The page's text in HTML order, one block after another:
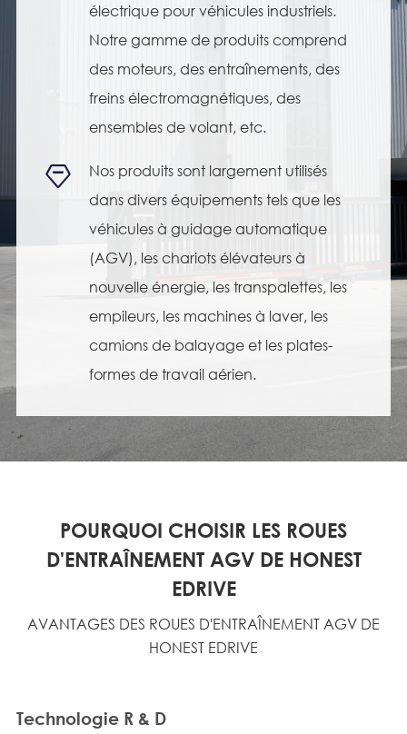
électrique pour véhicules industriels.
Notre gamme de produits comprend
des moteurs, des entraînements, des
freins électromagnétiques, des
ensembles de volant, etc.

Nos produits sont largement utilisés
dans divers équipements tels que les
véhicules à guidage automatique
(AGV), les chariots élévateurs à
nouvelle énergie, les transpalettes, les
empileurs, les machines à laver, les
camions de balayage et les plates-
formes de travail aérien.
POURQUOI CHOISIR LES ROUES
D'ENTRAÎNEMENT AGV DE HONEST
EDRIVE
AVANTAGES DES ROUES D'ENTRAÎNEMENT AGV DE
HONEST EDRIVE
Technologie R & D